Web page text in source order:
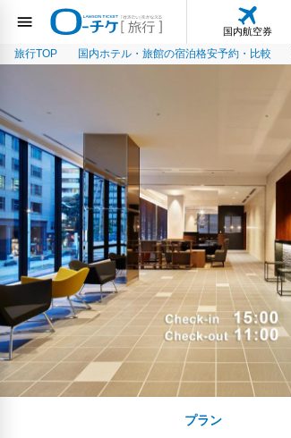
国内航空券
旅行TOP 国内ホテル・旅館の宿泊格安予約・比較
プラン